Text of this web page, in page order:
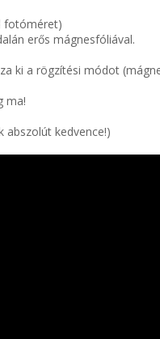
fotóméret)
erős mágnesfóliával.
ki a rögzítési módot
ma!
abszolút kedvence!)